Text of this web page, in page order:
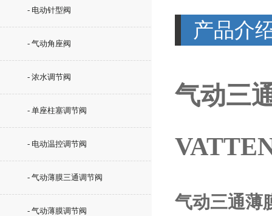
- 电动针型阀
- 气动角座阀
- 浓水调节阀
- 单座柱塞调节阀
- 电动温控调节阀
- 气动薄膜三通调节阀
- 气动薄膜调节阀
产品介
气动三
气动三通薄